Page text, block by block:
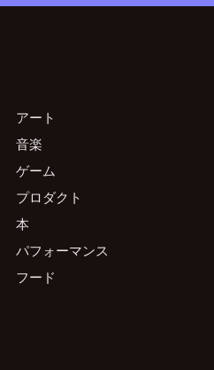
アート
音楽
ゲーム
プロダクト
本
パフォーマンス
フード